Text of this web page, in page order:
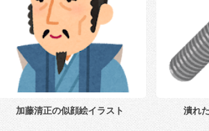
加藤清正の似顔絵イラスト 潰れ